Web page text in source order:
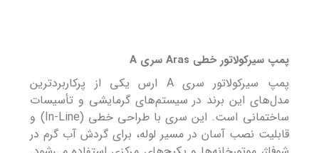
پمپ سیرکولاتور خطی Aras سری A
پمپ سیرکولاتور سری A ارس یکی از پرکاربردترین
مدل‌های این برند در سیستم‌های گرمایشی و تأسیسات
ساختمانی است. این سری با طراحی خطی (In-Line) و
قابلیت نصب آسان در مسیر لوله، برای گردش آب گرم در